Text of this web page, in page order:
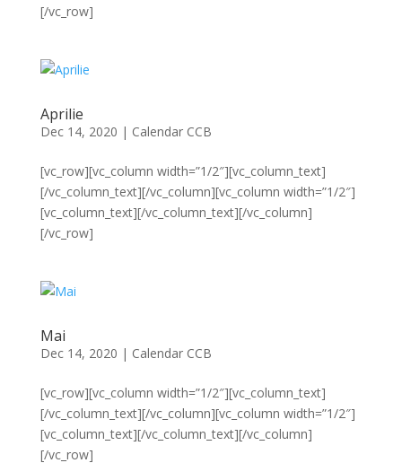
[/vc_row]
Aprilie
Dec 14, 2020 | Calendar CCB
[vc_row][vc_column width=”1/2″][vc_column_text]
[/vc_column_text][/vc_column][vc_column width=”1/2″]
[vc_column_text][/vc_column_text][/vc_column]
[/vc_row]
Mai
Dec 14, 2020 | Calendar CCB
[vc_row][vc_column width=”1/2″][vc_column_text]
[/vc_column_text][/vc_column][vc_column width=”1/2″]
[vc_column_text][/vc_column_text][/vc_column]
[/vc_row]